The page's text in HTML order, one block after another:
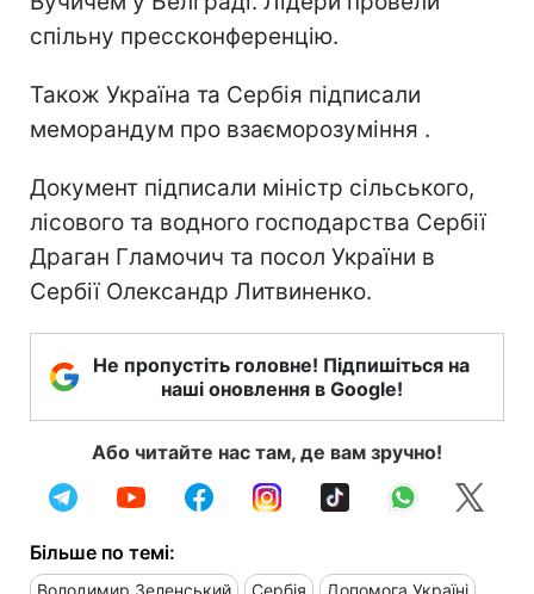
спільну прессконференцію.
Також Україна та Сербія підписали
меморандум про взаєморозуміння .
Документ підписали міністр сільського,
лісового та водного господарства Сербії
Драган Гламочич та посол України в
Сербії Олександр Литвиненко.
Не пропустіть головне! Підпишіться на
наші оновлення в Google!
Або читайте нас там, де вам зручно!
Більше по темі:
Володимир Зеленський Сербія Допомога Україні